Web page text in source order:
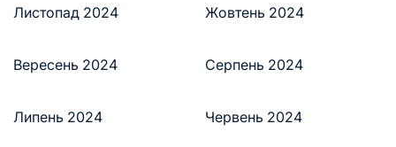
Листопад 2024 Жовтень 2024
Вересень 2024 Серпень 2024
Липень 2024 Червень 2024